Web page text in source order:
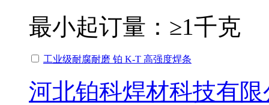
最小起订量： ≥1千克
工业级耐腐耐磨 铂 K-T 高强度焊条
河北铂科焊材科技有限